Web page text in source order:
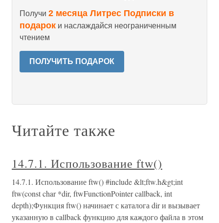
Получи 2 месяца Литрес Подписки в
подарок и наслаждайся неограниченным
чтением
ПОЛУЧИТЬ ПОДАРОК
Читайте также
14.7.1. Использование ftw()
14.7.1. Использование ftw() #include &lt;ftw.h&gt;int
ftw(const char *dir, ftwFunctionPointer callback, int
depth);Функция ftw() начинает с каталога dir и вызывает
указанную в callback функцию для каждого файла в этом